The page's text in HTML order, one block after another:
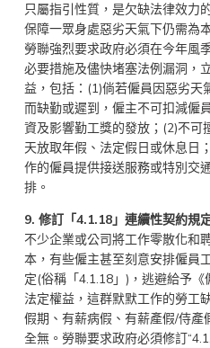
只屬指引性質，是欠缺法律效力
保障一眾身處惡劣天氣下仍需為
勞聯強烈要求政府必須在今年風
必要措施及儘快堵塞法例漏洞，
益，包括：(1)倘若僱員因惡劣天
而缺勤或遲到，僱主不可扣減僱
資及影響勤工獎的發放；(2)不可
天放取年假、法定假日或休息日
作的僱員提供接送服務或特別交
排。
9. 修訂「4.1.18」連續性契約規
不少企業或公司將工作零散化和
本，有些僱主甚至刻意安排僱員
定(俗稱「4.1.18」)，逃避給予
法定權益，這群默默工作的勞工
假期、有薪病假、有薪產假/侍
全無。勞聯要求政府必須修訂